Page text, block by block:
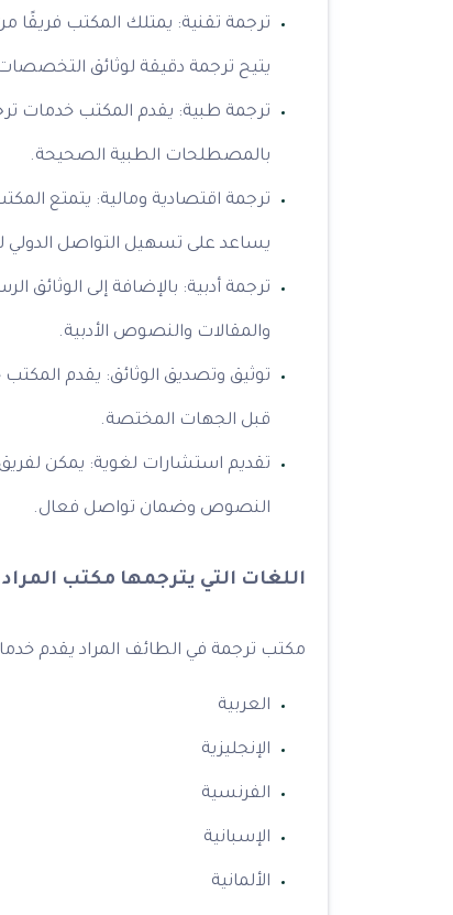
ترجمة تقنية: يمتلك المكتب فريقًا
يتيح ترجمة دقيقة لوثائق التخصصات
ترجمة طبية: يقدم المكتب خدمات
بالمصطلحات الطبية الصحيحة.
ترجمة اقتصادية ومالية: يتمتع
يساعد على تسهيل التواصل
ترجمة أدبية: بالإضافة إلى الوثائق
والمقالات والنصوص الأدبية.
توثيق وتصديق الوثائق: يقدم
قبل الجهات المختصة.
تقديم استشارات لغوية: يمكن
النصوص وضمان تواصل فعال.
اللغات التي يترجمها مكتب
مكتب ترجمة في الطائف المراد يقدم
العربية
الإنجليزية
الفرنسية
الإسبانية
الألمانية